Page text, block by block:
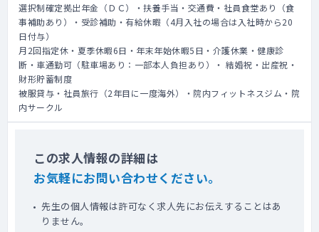
選択制確定拠出年金（ＤＣ）・扶養手当・交通費・社員食堂あり（食
事補助あり）・受診補助・有給休暇（4月入社の場合は入社時から20
日付与）
月2回指定休・夏季休暇6日・年末年始休暇5日・介護休業・健康診
断・車通勤可（駐車場あり：一部本人負担あり）・ 結婚祝・出産祝・
財形貯蓄制度
被服貸与・社員旅行（2年目に一度海外）・院内フィットネスジム・院
内サークル
この求人情報の詳細は
お気軽にお問い合わせください。
先生の個人情報は許可なく求人先にお伝えすることはあ
りません。